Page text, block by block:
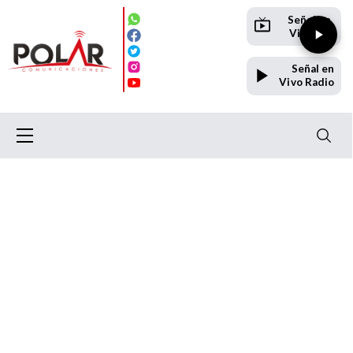
Señal en
Vivo TV
Señal en
Vivo Radio